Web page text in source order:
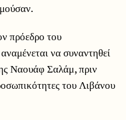
πρόεδρο του
να συναντηθεί
Ναουάφ Σαλάμ, πριν
του Λιβάνου